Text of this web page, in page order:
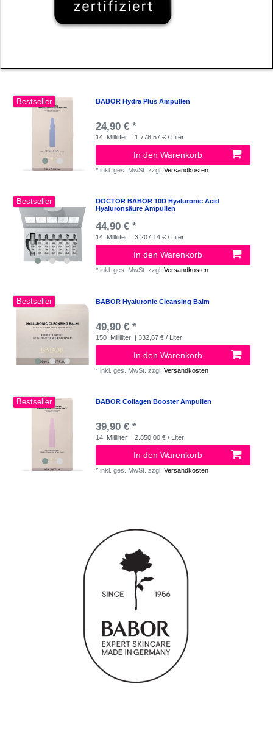
Bestseller BABOR Hydra Plus Ampullen
24,90 € *
14 Milliliter | 1.778,57 € / Liter
In den Warenkorb
*inkl. ges. MwSt. zzgl.Versandkosten
Bestseller
DOCTOR BABOR 10D Hyaluronic Acid
Hyaluronsäure Ampullen
44,90 € *
14 Milliliter | 3.207,14 € / Liter
In den Warenkorb
*inkl. ges. MwSt. zzgl.Versandkosten
Bestseller BABOR Hyaluronic Cleansing Balm
49,90 € *
150 Milliliter | 332,67 € / Liter
In den Warenkorb
*inkl. ges. MwSt. zzgl.Versandkosten
Bestseller BABOR Collagen Booster Ampullen
39,90 € *
14 Milliliter | 2.850,00 € / Liter
In den Warenkorb
*inkl. ges. MwSt. zzgl.Versandkosten